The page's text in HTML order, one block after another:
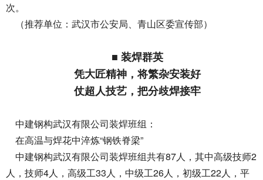
次。
（推荐单位：武汉市公安局、青山区委宣传部）
■ 装焊群英
凭大匠精神，将繁杂安装好
仗超人技艺，把分歧焊接牢
中建钢构武汉有限公司装焊班组：
在高温与焊花中淬炼“钢铁脊梁”
中建钢构武汉有限公司装焊班组共有87人，其中高级技师2
人，技师4人，高级工33人，中级工26人，初级工22人，平